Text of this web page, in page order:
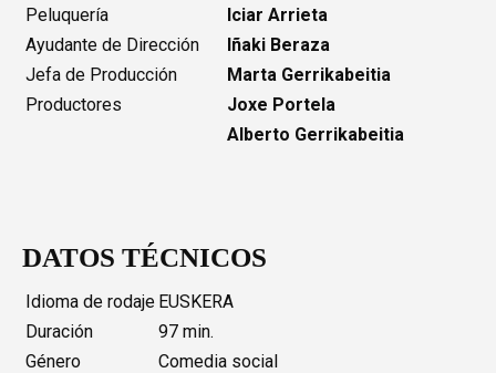
Peluquería
Iciar Arrieta
Ayudante de Dirección
Iñaki Beraza
Jefa de Producción
Marta Gerrikabeitia
Productores
Joxe Portela
Alberto Gerrikabeitia
DATOS TÉCNICOS
Idioma de rodaje EUSKERA
Duración
97 min.
Género
Comedia social